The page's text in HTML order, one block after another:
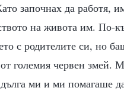
започнах да работя,
на живота им. По-
с родителите си, но
големия червен змей.
ми и ми помагаше